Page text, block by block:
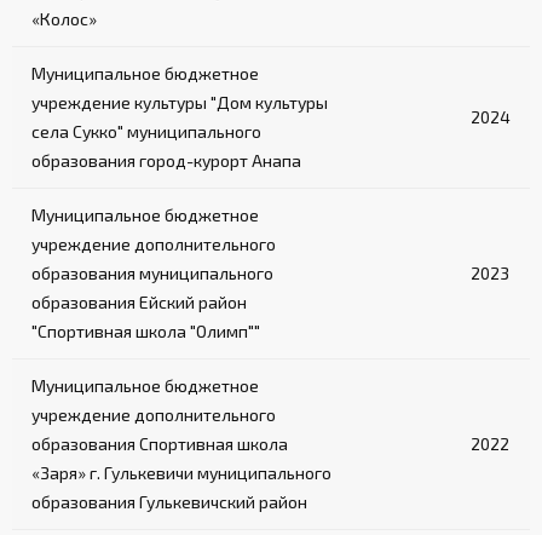
«Колос»
Муниципальное бюджетное
учреждение культуры "Дом культуры
села Сукко" муниципального
образования город-курорт Анапа
2024
Муниципальное бюджетное
учреждение дополнительного
образования муниципального
образования Ейский район
"Спортивная школа "Олимп""
2023
Муниципальное бюджетное
учреждение дополнительного
образования Спортивная школа
«Заря» г. Гулькевичи муниципального
образования Гулькевичский район
2022